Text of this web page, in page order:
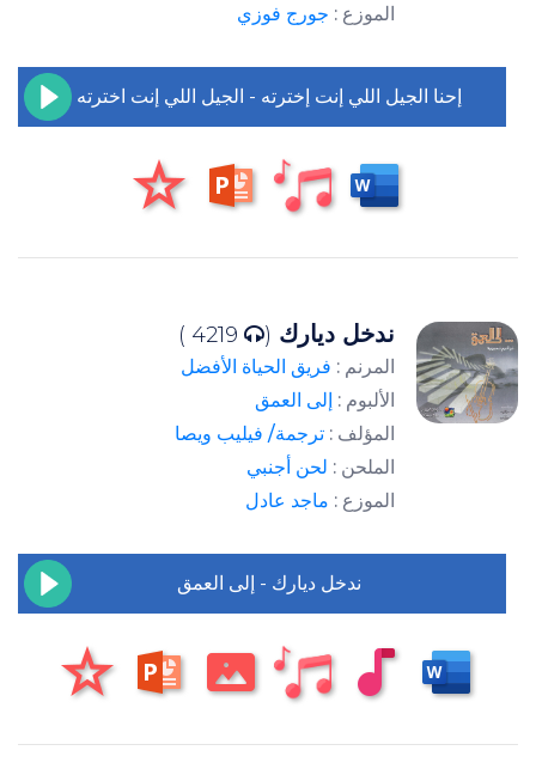
الموزع :جورج فوزي
إحنا الجيل اللي إنت إخترته - الجيل اللي إنت اخترته
ندخل ديارك(
4219 )
المرنم :فريق الحياة الأفضل
الألبوم :إلى العمق
المؤلف :ترجمة/ فيليب ويصا
الملحن :لحن أجنبي
الموزع :ماجد عادل
ندخل ديارك - إلى العمق